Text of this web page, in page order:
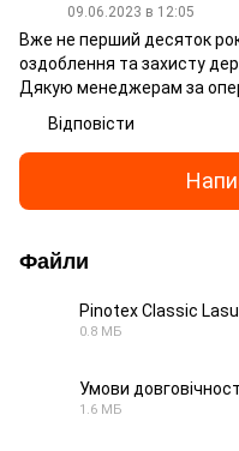
09.06.2023 в 12:05
Вже не перший десяток
оздоблення та захисту
Дякую менеджерам за
Відповісти
Файли
Pinotex Classic
0.8 МБ
Умови
1.6 МБ